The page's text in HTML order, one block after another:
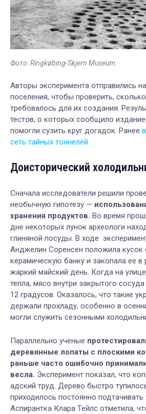
Фото: Ringkøbing-Skjern Museum
Авторы эксперимента отправились
поселения, чтобы проверить,
требовалось для их создания.
тестов, о которых сообщило издание
помогли сузить круг догадок. Ранее
сеть тайных тоннелей.
Доисторический
Сначала исследователи решили
необычную гипотезу —
хранения продуктов. Во время
дне некоторых лунок археологи
глиняной посуды. В ходе
Анджелин Соренсен положила кусок
керамическую банку и закопала ее в
жаркий майский день. Когда на
тепла, мясо внутри закрытого
12 градусов. Оказалось, что такие
держали прохладу, особенно в
могли служить сезонными
Параллельно ученые
деревянные лопаты с плоскими
раньше часто ошибочно
весла. Эксперимент показал, что
адский труд. Дерево быстро
приходилось постоянно
Аспирантка Клара Тейлс отметила,